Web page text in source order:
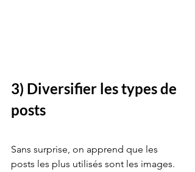
3) Diversifier les types de
posts
Sans surprise, on apprend que les
posts les plus utilisés sont les images.